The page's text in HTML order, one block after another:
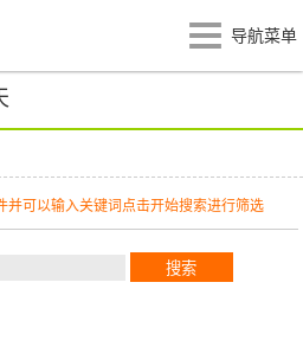
导航菜单
并可以输入关键词点击开始搜索进行筛选